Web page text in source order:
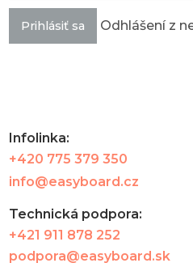
Prihlásiť sa Odhlášení z
Infolinka:
+420 775 379 350
info@easyboard.cz
Technická podpora:
+421 911 878 252
podpora@easyboard.sk